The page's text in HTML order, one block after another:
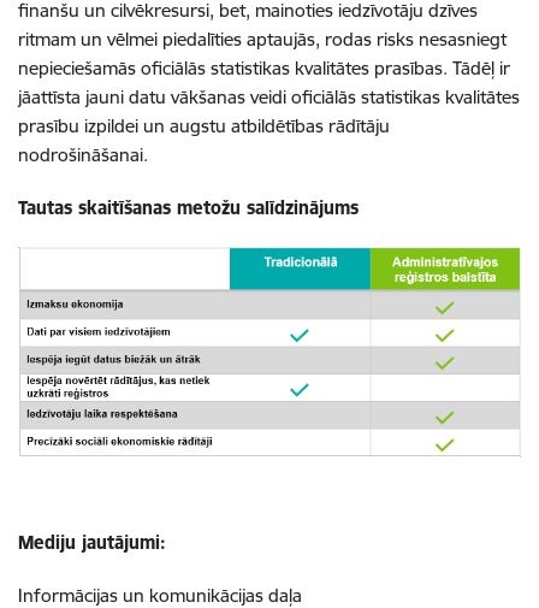
finanšu un cilvēkresursi, bet, mainoties iedzīvotāju dzīves
ritmam un vēlmei piedalīties aptaujās, rodas risks nesasniegt
nepieciešamās oficiālās statistikas kvalitātes prasības. Tādēļ ir
jāattīsta jauni datu vākšanas veidi oficiālās statistikas kvalitātes
prasību izpildei un augstu atbildētības rādītāju
nodrošināšanai.
Tautas skaitīšanas metožu salīdzinājums
Mediju jautājumi:
Informācijas un komunikācijas daļa